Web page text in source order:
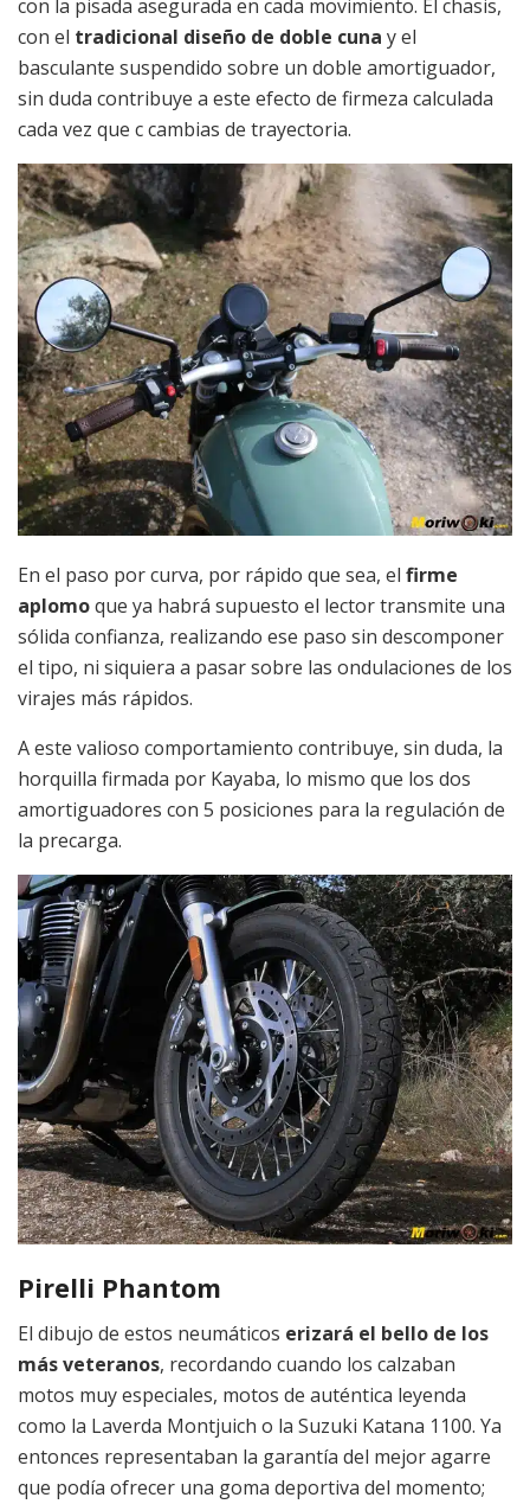
con la pisada asegurada en cada movimiento. El chasis,
con el tradicional diseño de doble cuna y el
basculante suspendido sobre un doble amortiguador,
sin duda contribuye a este efecto de firmeza calculada
cada vez que c cambias de trayectoria.
En el paso por curva, por rápido que sea, el firme
aplomoque ya habrá supuesto el lector transmite una
sólida confianza, realizando ese paso sin descomponer
el tipo, ni siquiera a pasar sobre las ondulaciones de los
virajes más rápidos.
A este valioso comportamiento contribuye, sin duda, la
horquilla firmada por Kayaba, lo mismo que los dos
amortiguadores con 5 posiciones para la regulación de
la precarga.
Pirelli Phantom
El dibujo de estos neumáticos erizará el bello de los
más veteranos, recordando cuando los calzaban
motos muy especiales, motos de auténtica leyenda
como la Laverda Montjuich o la Suzuki Katana 1100. Ya
entonces representaban la garantía del mejor agarre
que podía ofrecer una goma deportiva del momento;